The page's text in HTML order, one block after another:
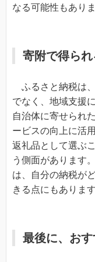
なる可能性もありま
寄附で得ら
ふるさと納税は
でなく、地域支援
自治体に寄せられ
ービスの向上に活
返礼品として選ぶ
う側面があります
は、自分の納税が
きる点にもあります
最後に、お